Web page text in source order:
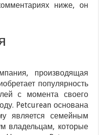
ниже, он
производящая
популярность
с момента своего
Petcurean основана
является семейным
владельцам, которые